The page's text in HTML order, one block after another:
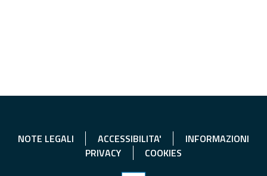
NOTE LEGALI ACCESSIBILITA'
INFORMAZIONI
PRIVACY
COOKIES